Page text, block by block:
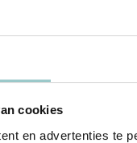
cookies
en advertenties te